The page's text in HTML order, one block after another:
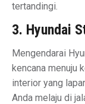
tertandingi.
3. Hyundai
Mengendarai
kencana menuju
interior yang
Anda melaju di